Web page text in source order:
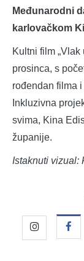
Međunarodni
karlovačkom
Kultni film
prosinca, s
rođendan filma
Inkluzivna
svima, Kina
županije.
Istaknuti vizual: